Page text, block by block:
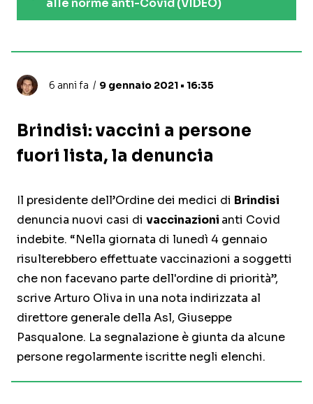
alle norme anti-Covid (VIDEO)
6 anni fa 9 gennaio 2021 • 16:35
Brindisi: vaccini a persone
fuori lista, la denuncia
Il presidente dell’Ordine dei medici di Brindisi
denuncia nuovi casi di vaccinazioni anti Covid
indebite. “Nella giornata di lunedì 4 gennaio
risulterebbero effettuate vaccinazioni a soggetti
che non facevano parte dell'ordine di priorità”,
scrive Arturo Oliva in una nota indirizzata al
direttore generale della Asl, Giuseppe
Pasqualone. La segnalazione è giunta da alcune
persone regolarmente iscritte negli elenchi.